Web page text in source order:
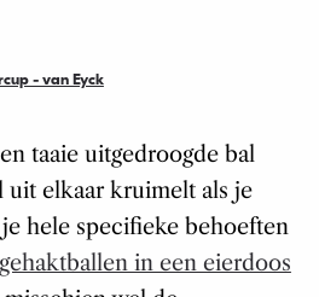
- van Eyck
taaie uitgedroogde bal
uit elkaar kruimelt als je
hele specifieke behoeften
gehaktballen in een eierdoos